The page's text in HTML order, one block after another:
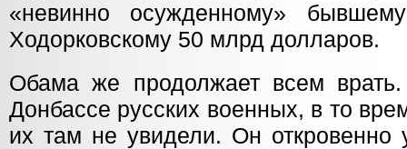
«невинно осужденному»
Ходорковскому 50 млрд долларов.
Обама же продолжает всем
Донбассе русских военных, в то
их там не увидели. Он откровенно